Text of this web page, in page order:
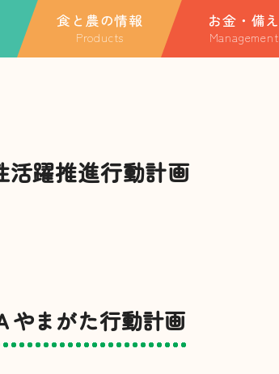
食と農の情報
Products
お金・備え
Management
事業紹介
お知らせ一覧
活躍推進行動計画
やまがた行動計画